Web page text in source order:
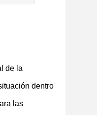
de la
dentro
las